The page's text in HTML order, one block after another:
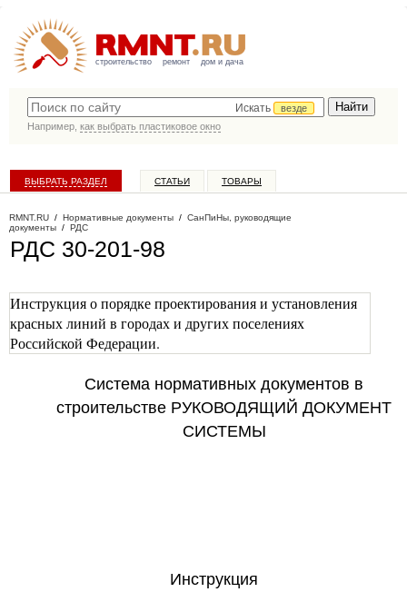
строительство ремонт дом и дача
Искать
везде
Например, как выбрать пластиковое окно
ВЫБРАТЬ РАЗДЕЛ СТАТЬИ ТОВАРЫ
RMNT.RU / Нормативные документы / СанПиНы, руководящие
документы / РДС
РДС 30-201-98
Инструкция о порядке проектирования и установления
красных линий в городах и других поселениях
Российской Федерации.
Система нормативных документов в
строительстве РУКОВОДЯЩИЙ ДОКУМЕНТ
СИСТЕМЫ
Инструкция